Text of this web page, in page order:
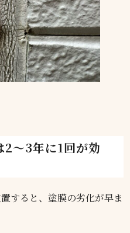
2〜3年に1回が効
すると、塗膜の劣化が早ま